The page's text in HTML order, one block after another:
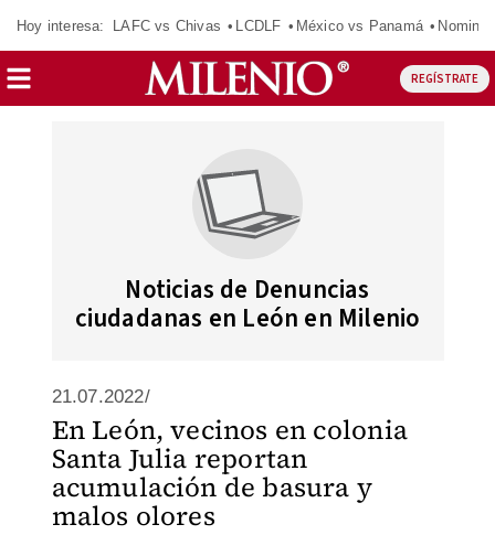
Hoy interesa: LAFC vs Chivas LCDLF México vs Panamá
REGÍSTRATE
Noticias de Denuncias
ciudadanas en León en Milenio
21.07.2022/
En León, vecinos en colonia
Santa Julia reportan
acumulación de basura y
malos olores